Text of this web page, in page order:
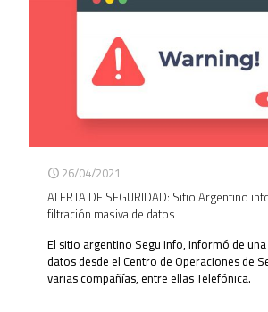
26/04/2021
ALERTA DE SEGURIDAD: Sitio Argentino
filtración masiva de datos
El sitio argentino Segu info, informó de
datos desde el Centro de Operaciones de
varias compañías, entre ellas Telefónica.